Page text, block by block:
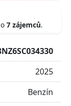
7 zájemců.
2025
Benzín